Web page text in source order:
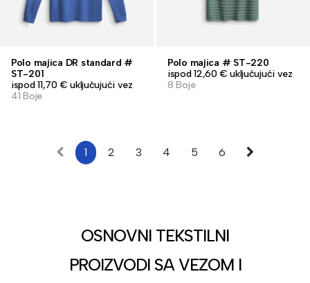
Polo majica DR standard #
ST-201
ispod 11,70 € uključujući vez
41 Boje
Polo majica # ST-220
ispod 12,60 € uključujući vez
8 Boje
1 2 3 4 5 6
OSNOVNI TEKSTILNI
PROIZVODI SA VEZOM I